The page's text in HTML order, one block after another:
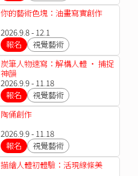
你的藝術色塊：油畫寫實創作
2026.9.8 - 12.1
報名
視覺藝術
炭筆人物速寫：解構人體 ‧ 捕捉
神韻
2026.9.9 - 11.18
報名
視覺藝術
陶俑創作
2026.9.9 - 11.18
報名
視覺藝術
描繪人體初體驗：活現線條美